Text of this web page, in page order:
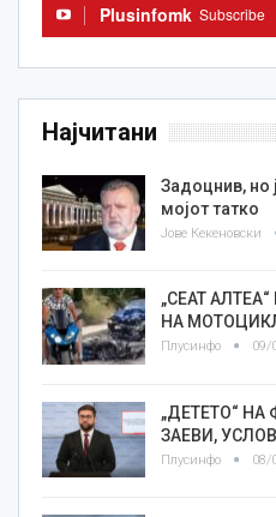
Plusinfomk Subscribe
Најчитани
Задоцнив, но
мојот татко
Јове Кекеновски
„СЕАТ
НА
Плусинфо 09/
„ДЕТЕТО“
ЗАЕВИ,
Плусинфо 08/